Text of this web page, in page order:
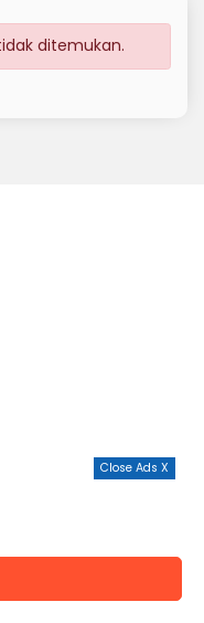
ditemukan.
Close Ads X